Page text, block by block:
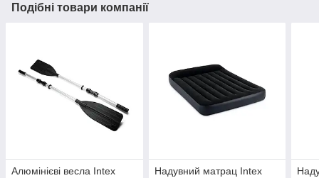
Подібні товари компанії
Алюмінієві весла Intex
Надувний матрац Intex